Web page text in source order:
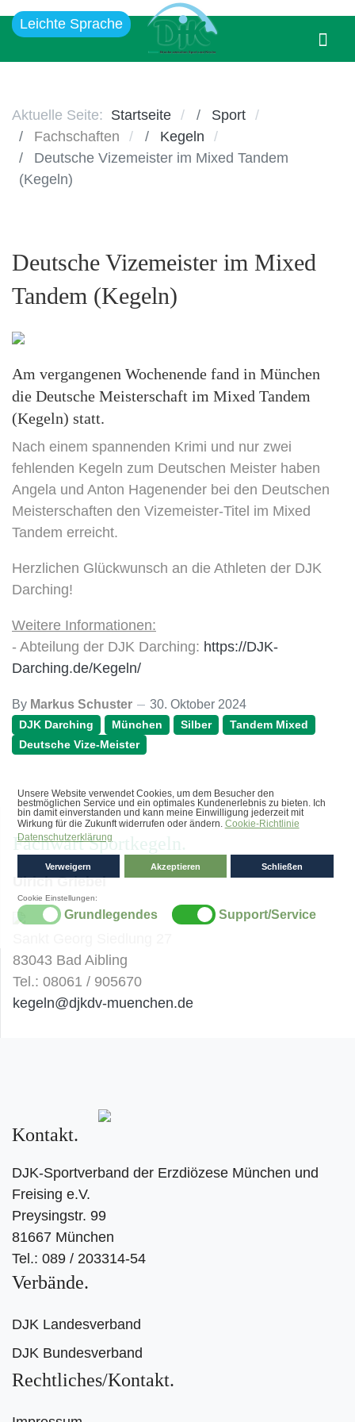
Leichte Sprache
Aktuelle Seite: Startseite
Sport
Fachschaften
Kegeln
Deutsche Vizemeister im Mixed Tandem
(Kegeln)
Deutsche Vizemeister im Mixed
Tandem (Kegeln)
Am vergangenen Wochenende fand in München
die Deutsche Meisterschaft im Mixed Tandem
(Kegeln) statt.
Nach einem spannenden Krimi und nur zwei
fehlenden Kegeln zum Deutschen Meister haben
Angela und Anton Hagenender bei den Deutschen
Meisterschaften den Vizemeister-Titel im Mixed
Tandem erreicht.
Herzlichen Glückwunsch an die Athleten der DJK
Darching!
Weitere Informationen:
- Abteilung der DJK Darching: https://DJK-
Darching.de/Kegeln/
By Markus Schuster 30. Oktober 2024
DJK Darching München Silber
Tandem Mixed
Deutsche Vize-Meister
Fachwart Sportkegeln
Ulrich Griebel
83043 Bad Aibling
Tel.: 08061 / 905670
kegeln@djkdv-muenchen.de
Kontakt
DJK-Sportverband der Erzdiözese München und
Freising e.V.
Preysingstr. 99
81667 München
Tel.: 089 / 203314-54
Verbände
DJK Landesverband
DJK Bundesverband
Rechtliches/Kontakt